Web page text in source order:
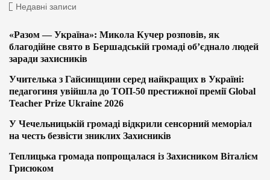
Недавні записи
«Разом — Україна»: Микола Кучер розповів, як
благодійне свято в Бершадській громаді об’єднало людей
заради захисників
Учителька з Гайсинщини серед найкращих в Україні:
педагогиня увійшла до ТОП-50 престижної премії Global
Teacher Prize Ukraine 2026
У Чечельницькій громаді відкрили сенсорний меморіал
на честь безвісти зниклих Захисників
Теплицька громада попрощалася із Захисником Віталієм
Грисюком